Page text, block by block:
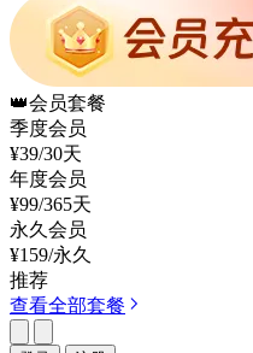
👑会员套餐
季度会员
¥39/30天
年度会员
¥99/365天
永久会员
¥159/永久
推荐
查看全部套餐